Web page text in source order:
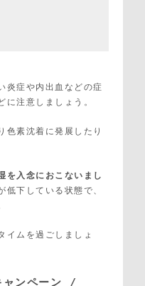
炎症や内出血などの症
に注意しましょう。
色素沈着に発展したり
を入念におこないまし
低下している状態で、
イムを過ごしましょ
ャンペーン /